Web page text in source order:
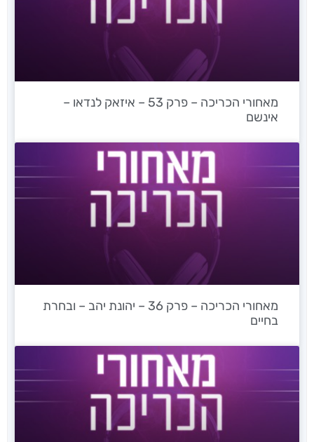
מאחורי הכריכה – פרק 53 – איזאק לנדאו –
אינשם
מאחורי הכריכה – פרק 36 – יהונת יהב – ובחרת
בחיים